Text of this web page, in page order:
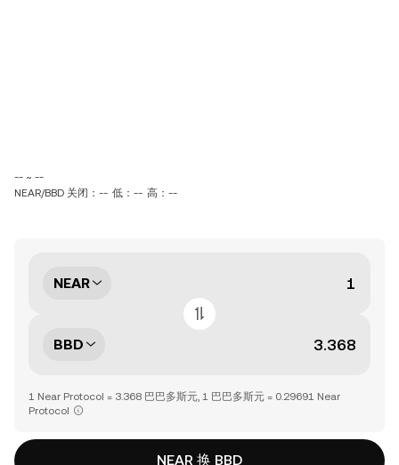
-- ~ --
NEAR/BBD 关闭：-- 低：-- 高：--
NEAR
BBD
1 Near Protocol = 3.368 巴巴多斯元, 1 巴巴多斯元 = 0.29691 Near
Protocol
NEAR 换 BBD